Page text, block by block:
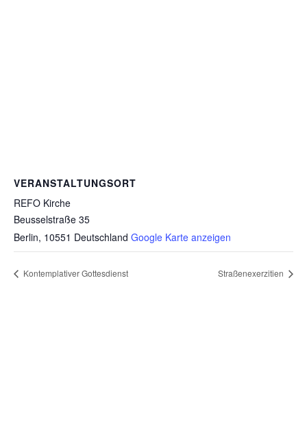
VERANSTALTUNGSORT
REFO Kirche
Beusselstraße 35
Berlin, 10551 Deutschland Google Karte anzeigen
Kontemplativer Gottesdienst Straßenexerzitien